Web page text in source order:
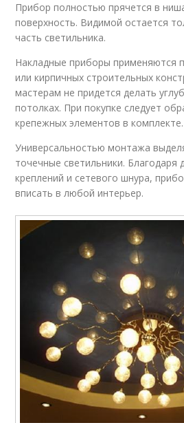
Прибор полностью прячется в
поверхность. Видимой остается
часть светильника.
Накладные приборы применяются
или кирпичных строительных
мастерам не придется делать
потолках. При покупке следует
крепежных элементов в комплекте.
Универсальностью монтажа
точечные светильники. Благодаря
креплений и сетевого шнура,
вписать в любой интерьер.